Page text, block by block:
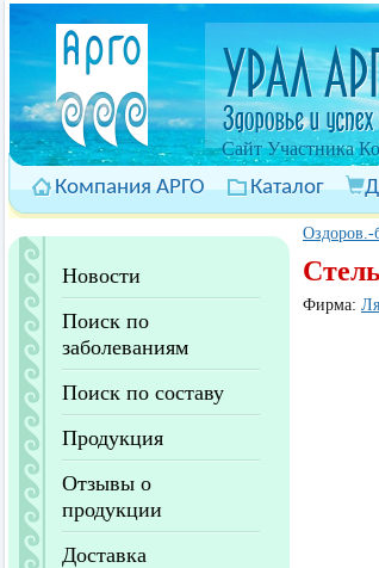
Cайт Участника
Компания АРГО Каталог
Новости
Поиск по
заболеваниям
Поиск по составу
Продукция
Отзывы о
продукции
Доставка
Оздоров.-
Фирма: